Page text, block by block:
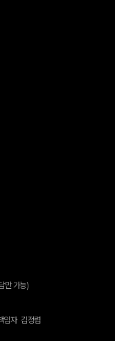
만 가능)
임자 김정렴